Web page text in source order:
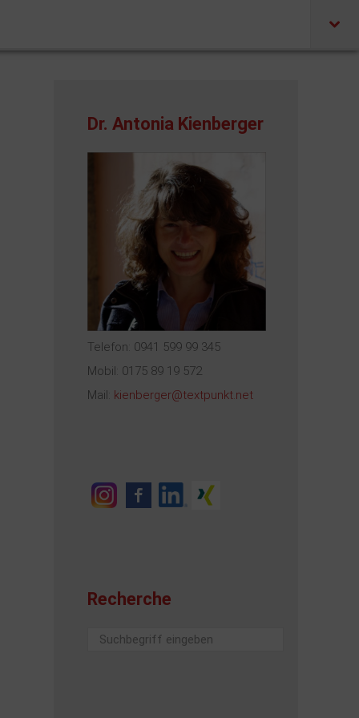
Dr. Antonia Kienberger
Telefon: 0941 599 99 345
Mobil: 0175 89 19 572
Mail: kienberger@textpunkt.net
Recherche
Suchen